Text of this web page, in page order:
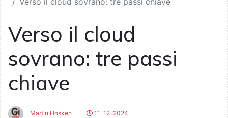
Verso il cloud
sovrano: tre passi
chiave
Martin Hosken
11-12-2024